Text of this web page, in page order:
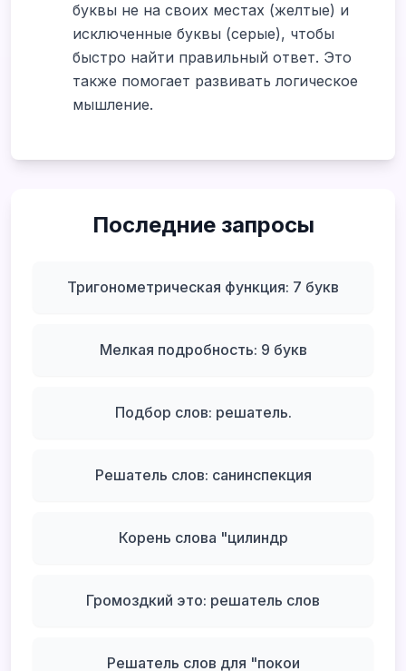
буквы не на своих местах (желтые) и
исключенные буквы (серые), чтобы
быстро найти правильный ответ. Это
также помогает развивать логическое
мышление.
Последние запросы
Тригонометрическая функция: 7 букв
Мелкая подробность: 9 букв
Подбор слов: решатель.
Решатель слов: санинспекция
Корень слова "цилиндр
Громоздкий это: решатель слов
Решатель слов для "покои